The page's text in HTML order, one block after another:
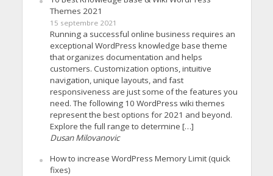
Themes 2021
15 septembre 2021
Running a successful online business requires an
exceptional WordPress knowledge base theme
that organizes documentation and helps
customers. Customization options, intuitive
navigation, unique layouts, and fast
responsiveness are just some of the features you
need. The following 10 WordPress wiki themes
represent the best options for 2021 and beyond.
Explore the full range to determine […]
Dusan Milovanovic
How to increase WordPress Memory Limit (quick
fixes)